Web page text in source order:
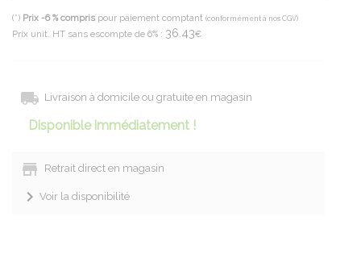
(*) Prix -6 % compris pour paiement comptant (conformément à nos CGV)
Prix unit. HT sans escompte de 6% : 36.43€
Livraison à domicile ou gratuite en magasin
Disponible immédiatement !
Retrait direct en magasin
Voir la disponibilité